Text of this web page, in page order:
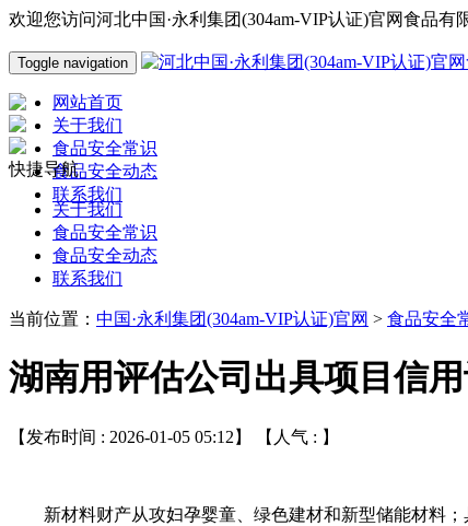
欢迎您访问河北中国·永利集团(304am-VIP认证)官网食品有
Toggle navigation
网站首页
关于我们
食品安全常识
食品安全动态
联系我们
快捷导航
关于我们
食品安全常识
食品安全动态
联系我们
当前位置： 中国·永利集团(304am-VIP认证)官网 > 食品安全
湖南用评估公司出具项目信
【发布时间 : 2026-01-05 05:12】 【人气 : 】
新材料财产从攻妇孕婴童、绿色建材和新型储能材料；